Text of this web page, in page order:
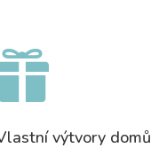
výtvory domů